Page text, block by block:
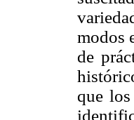
modos
de
que